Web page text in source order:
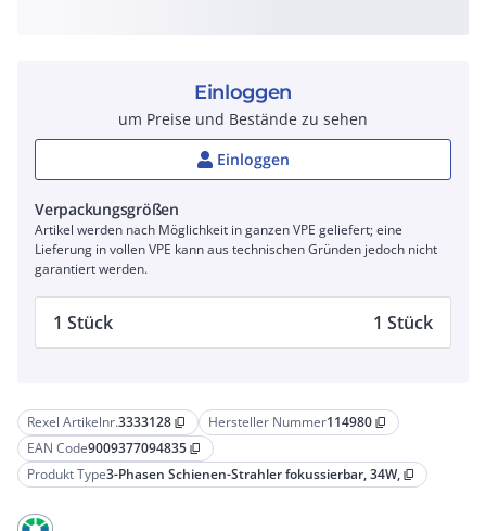
Rexel Artikelnr.3333128 content_copy Hersteller Nummer114980 content_copy
EAN Code9009377094835 content_copy
Produkt Type3-Phasen Schienen-Strahler fokussierbar, 34W, content_copy
Einloggen
um Preise und Bestände zu sehen
Einloggen
Verpackungsgrößen
Artikel werden nach Möglichkeit in ganzen VPE geliefert; eine
Lieferung in vollen VPE kann aus technischen Gründen jedoch nicht
garantiert werden.
1 Stück 1 Stück